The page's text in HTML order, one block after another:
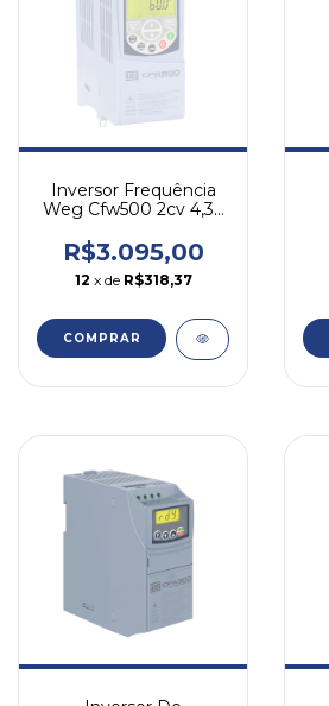
Inversor Frequência
Weg Cfw500 2cv 4,3a
R$3.095,00
12 x de R$318,37
COMPRAR